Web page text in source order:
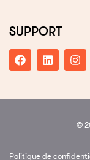
SUPPORT
©
Politique de